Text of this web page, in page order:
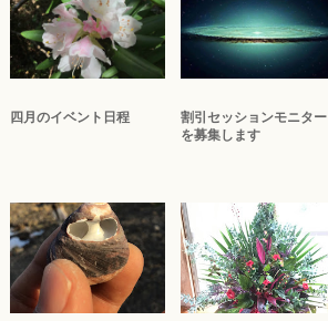
四月のイベント日程
割引セッションモニター
を募集します